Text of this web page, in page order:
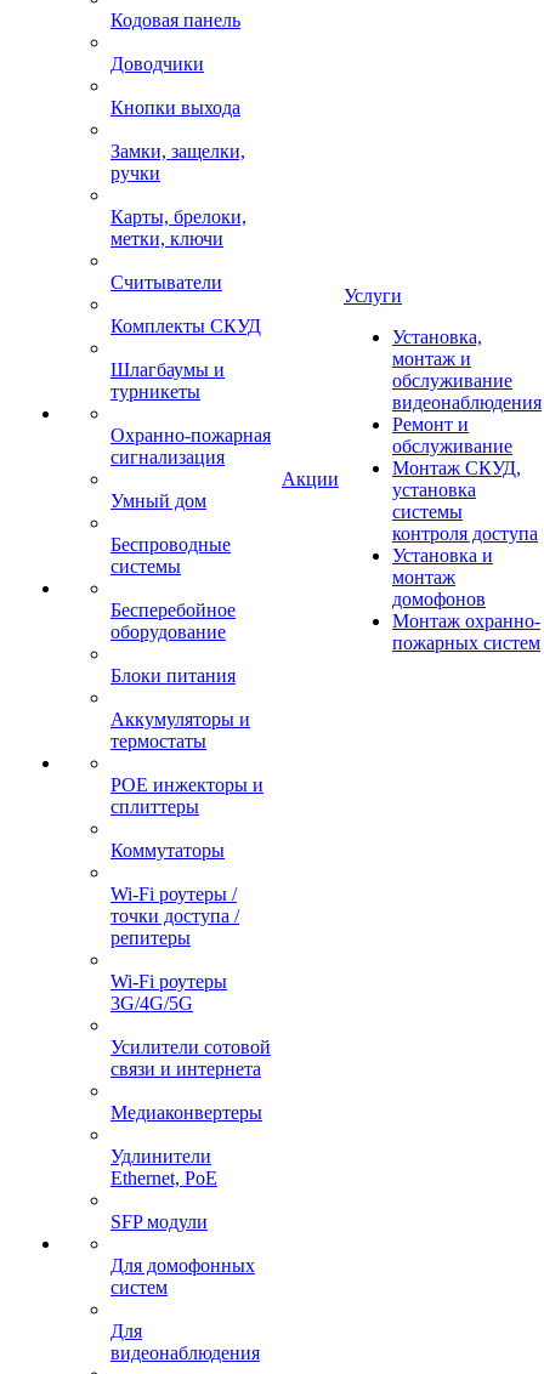
Кодовая панель
Доводчики
Кнопки выхода
Замки, защелки,
ручки
Карты, брелоки,
метки, ключи
Считыватели
Комплекты СКУД
Шлагбаумы и
турникеты
Охранно-пожарная
сигнализация
Умный дом
Беспроводные
системы
Бесперебойное
оборудование
Блоки питания
Аккумуляторы и
термостаты
POE инжекторы и
сплиттеры
Коммутаторы
Wi-Fi роутеры /
точки доступа /
репитеры
Wi-Fi роутеры
3G/4G/5G
Усилители сотовой
связи и интернета
Медиаконвертеры
Удлинители
Ethernet, PoE
SFP модули
Для домофонных
систем
Для
видеонаблюдения
Акции
Услуги
Установка,
монтаж и
обслуживание
видеонаблюдения
Ремонт и
обслуживание
Монтаж СКУД,
установка
системы
контроля доступа
Установка и
монтаж
домофонов
Монтаж охранно-
пожарных систем